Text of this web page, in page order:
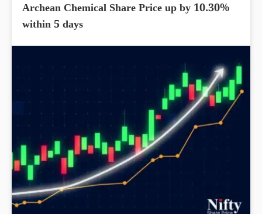
Archean Chemical Share Price up by 10.30%
within 5 days